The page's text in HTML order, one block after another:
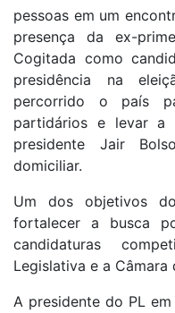
pessoas em um
presença da ex-
Cogitada como
presidência na
percorrido o país
partidários e levar a
presidente Jair
domiciliar.
Um dos objetivos
fortalecer a busca
candidaturas
Legislativa e a
A presidente do PL